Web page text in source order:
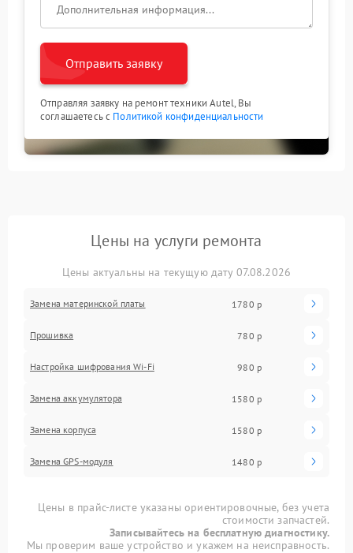
Отправить заявку
Отправляя заявку на ремонт техники Autel, Вы
соглашаетесь с Политикой конфиденциальности
Цены на услуги ремонта
Цены актуальны на текущую дату 07.08.2026
Замена материнской платы 1780 р
Прошивка 780 р
Настройка шифрования Wi-Fi 980 р
Замена аккумулятора 1580 р
Замена корпуса 1580 р
Замена GPS-модуля 1480 р
Цены в прайс-листе указаны ориентировочные, без учета
стоимости запчастей.
Записывайтесь на бесплатную диагностику.
Мы проверим ваше устройство и укажем на неисправность.